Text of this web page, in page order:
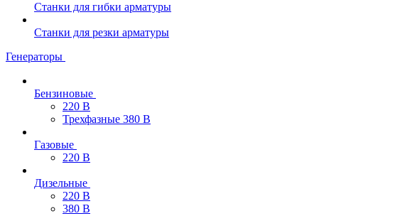
Станки для гибки арматуры
Станки для резки арматуры
Генераторы
Бензиновые
220 В
Трехфазные 380 В
Газовые
220 В
Дизельные
220 В
380 В